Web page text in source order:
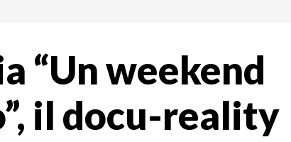
“Un weekend
il docu-reality